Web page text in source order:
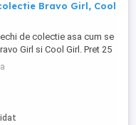
Bravo Girl, Cool
de colectie asa cum se
Girl si Cool Girl. Pret 25
cantitate.